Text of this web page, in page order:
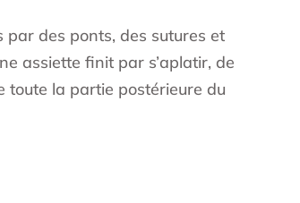
par des ponts, des sutures et
assiette finit par s’aplatir, de
toute la partie postérieure du